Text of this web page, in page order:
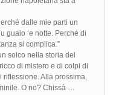
dalle mie parti un
guaio ‘e notte. Perché di
si complica.”
solco nella storia del
di mistero e di colpi di
riflessione. Alla prossima,
O no? Chissà …